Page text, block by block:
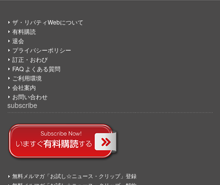
ザ・リバティWebについて
有料購読
退会
プライバシーポリシー
訂正・おわび
FAQ よくある質問
ご利用環境
会社案内
お問い合わせ
subscribe
無料メルマガ「お試し☆ニュース・クリップ」登録